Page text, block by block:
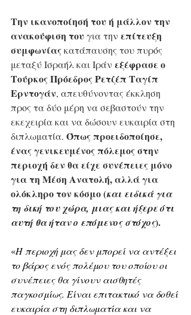
Την ικανοποίησή του ή μάλλον την
ανακούφιση του για την επίτευξη
συμφωνίας κατάπαυσης του πυρός
μεταξύ Ισραήλ και Ιράν εξέφρασε ο
Τούρκος Πρόεδρος Ρετζέπ Ταγίπ
Ερντογάν, απευθύνοντας έκκληση
προς τα δύο μέρη να σεβαστούν την
εκεχειρία και να δώσουν ευκαιρία στη
διπλωματία. Όπως προειδοποίησε,
ένας γενικευμένος πόλεμος στην
περιοχή δεν θα είχε συνέπειες μόνο
για τη Μέση Ανατολή, αλλά για
ολόκληρο τον κόσμο (και ειδικά για
τη δική του χώρα, μιας και ήξερε ότι
αυτή θα ήταν ο επόμενος στόχος).
«Η περιοχή μας δεν μπορεί να αντέξει
το βάρος ενός πολέμου του οποίου οι
συνέπειες θα γίνουν αισθητές
παγκοσμίως. Είναι επιτακτικό να δοθεί
ευκαιρία στη διπλωματία και να